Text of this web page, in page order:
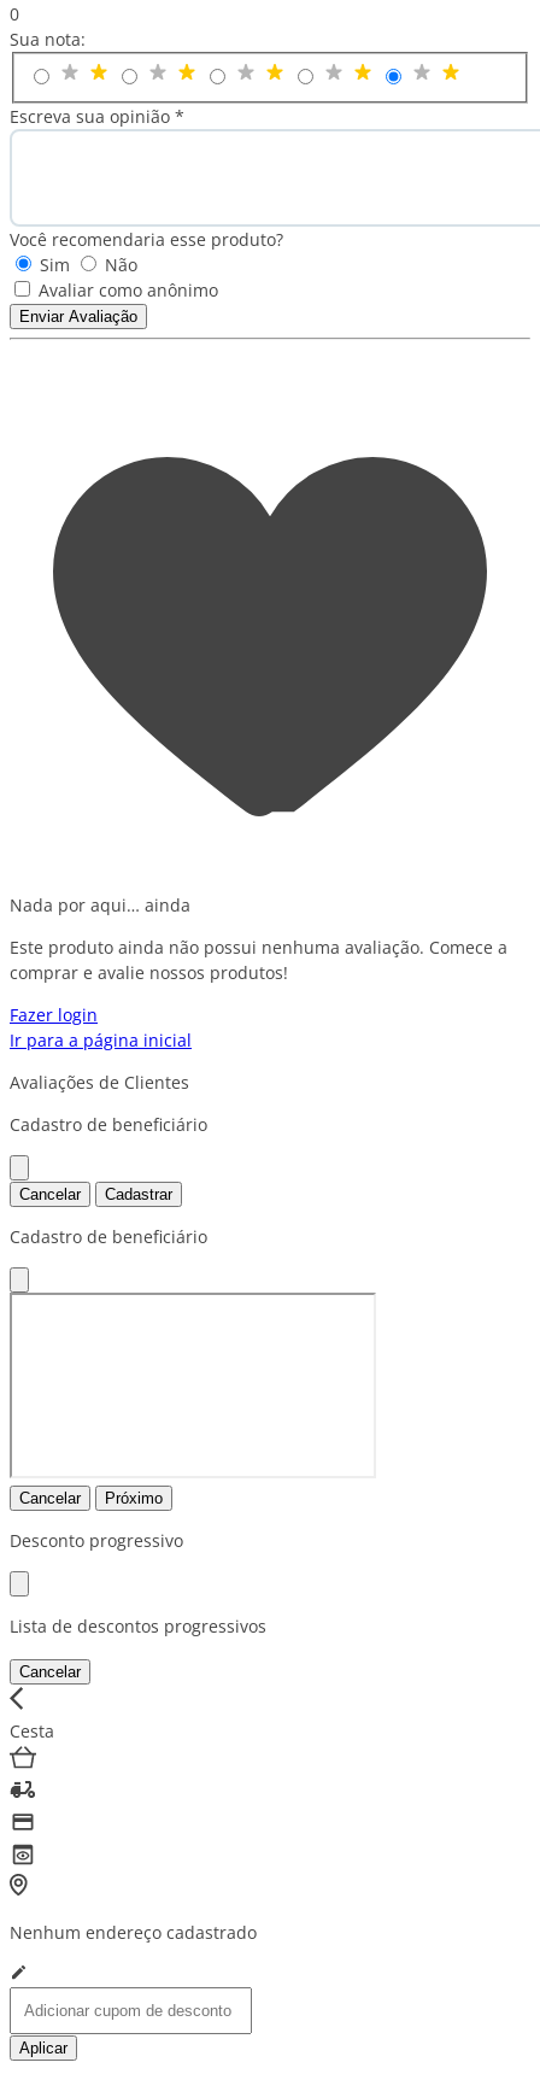
0
Sua nota:
Escreva sua opinião *
Você recomendaria esse produto?
Sim
Não
Avaliar como anônimo
Enviar Avaliação
Nada por aqui… ainda
Este produto ainda não possui nenhuma avaliação. Comece a
comprar e avalie nossos produtos!
Fazer login
Ir para a página inicial
Avaliações de Clientes
Cadastro de beneficiário
Cancelar Cadastrar
Cadastro de beneficiário
Cancelar Próximo
Desconto progressivo
Lista de descontos progressivos
Cancelar
Cesta
Nenhum endereço cadastrado
Aplicar